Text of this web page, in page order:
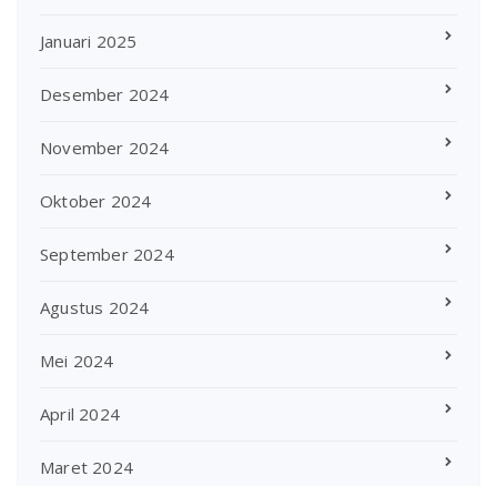
Januari 2025
Desember 2024
November 2024
Oktober 2024
September 2024
Agustus 2024
Mei 2024
April 2024
Maret 2024